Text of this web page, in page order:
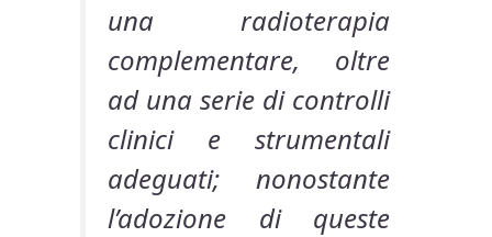
una radioterapia
complementare, oltre
ad una serie di controlli
clinici e strumentali
adeguati; nonostante
l’adozione di queste